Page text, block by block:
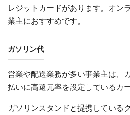
レジットカードがあります。オン
業主におすすめです。
ガソリン代
営業や配送業務が多い事業主は、
払いに高還元率を設定しているカ
ガソリンスタンドと提携している